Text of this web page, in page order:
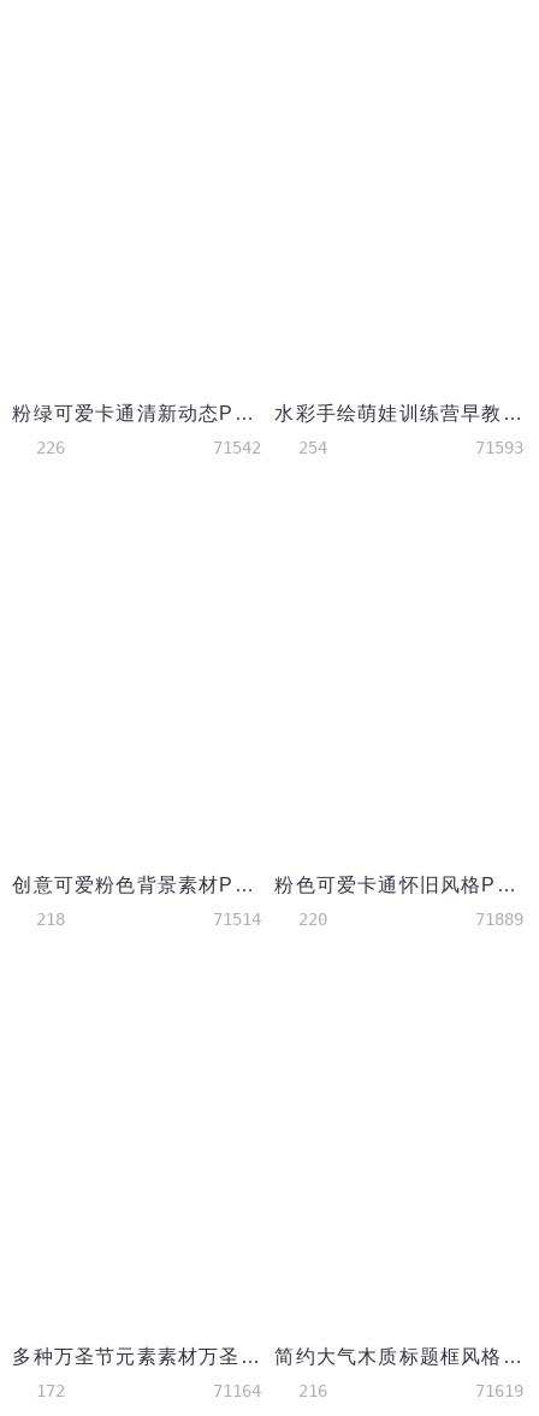
粉绿可爱卡通清新动态PPT背景模板
226 71542
水彩手绘萌娃训练营早教幼儿PPT背景模板
254 71593
创意可爱粉色背景素材PPT模板
218 71514
粉色可爱卡通怀旧风格PPT背景模板
220 71889
多种万圣节元素素材万圣节ppt模板
172 71164
简约大气木质标题框风格PPT背景模板
216 71619